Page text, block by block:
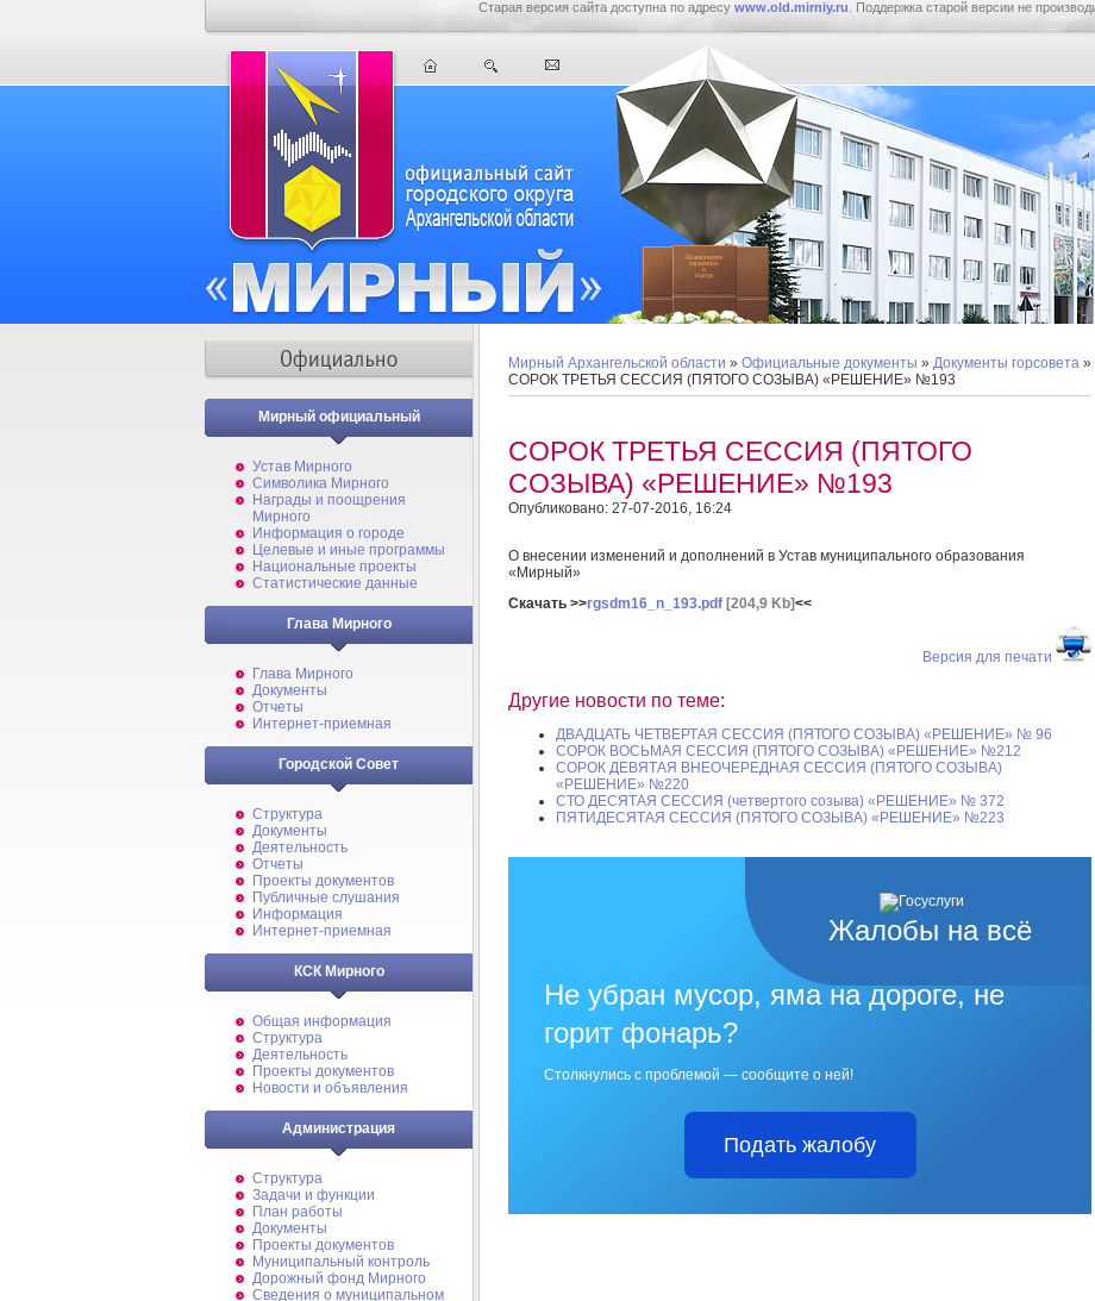
Старая версия сайта доступна по адресу www.old.mirniy.ru . Поддержка старой версии не
Мирный официальный
Устав Мирного
Символика Мирного
Награды и поощрения
Мирного
Информация о городе
Целевые и иные программы
Национальные проекты
Статистические данные
Глава Мирного
Глава Мирного
Документы
Отчеты
Интернет-приемная
Городской Совет
Структура
Документы
Деятельность
Отчеты
Проекты документов
Публичные слушания
Информация
Интернет-приемная
КСК Мирного
Общая информация
Структура
Деятельность
Проекты документов
Новости и объявления
Администрация
Структура
Задачи и функции
План работы
Документы
Проекты документов
Муниципальный контроль
Дорожный фонд Мирного
Cведения о муниципальном
Мирный Архангельской области » Официальные документы » Документы горсовета »
СОРОК ТРЕТЬЯ СЕССИЯ (ПЯТОГО СОЗЫВА) «РЕШЕНИЕ» №193
СОРОК ТРЕТЬЯ СЕССИЯ (ПЯТОГО
СОЗЫВА) «РЕШЕНИЕ» №193
Опубликовано: 27-07-2016, 16:24
О внесении изменений и дополнений в Устав муниципального образования
«Мирный»
Скачать >>rgsdm16_n_193.pdf [204,9 Kb]<<
Версия для печати
Другие новости по теме:
ДВАДЦАТЬ ЧЕТВЕРТАЯ СЕССИЯ (ПЯТОГО СОЗЫВА) «РЕШЕНИЕ» № 96
СОРОК ВОСЬМАЯ СЕССИЯ (ПЯТОГО СОЗЫВА) «РЕШЕНИЕ» №212
СОРОК ДЕВЯТАЯ ВНЕОЧЕРЕДНАЯ СЕССИЯ (ПЯТОГО СОЗЫВА)
«РЕШЕНИЕ» №220
СТО ДЕСЯТАЯ СЕССИЯ (четвертого созыва) «РЕШЕНИЕ» № 372
ПЯТИДЕСЯТАЯ СЕССИЯ (ПЯТОГО СОЗЫВА) «РЕШЕНИЕ» №223
Жалобы на всё
Не убран мусор, яма на дороге, не
горит фонарь?
Столкнулись с проблемой — сообщите о ней!
Подать жалобу